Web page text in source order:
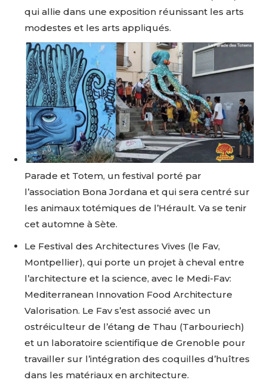
qui allie dans une exposition réunissant les arts
modestes et les arts appliqués.
Parade et Totem, un festival porté par
l’association Bona Jordana et qui sera centré sur
les animaux totémiques de l’Hérault. Va se tenir
cet automne à Sète.
Le Festival des Architectures Vives (le Fav,
Montpellier), qui porte un projet à cheval entre
l’architecture et la science, avec le Medi-Fav:
Mediterranean Innovation Food Architecture
Valorisation. Le Fav s’est associé avec un
ostréiculteur de l’étang de Thau (Tarbouriech)
et un laboratoire scientifique de Grenoble pour
travailler sur l’intégration des coquilles d’huîtres
dans les matériaux en architecture.